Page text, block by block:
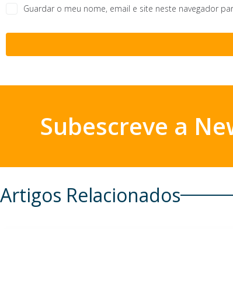
Guardar o meu nome, email e site neste navegador
Subescreve a
Artigos Relacionados